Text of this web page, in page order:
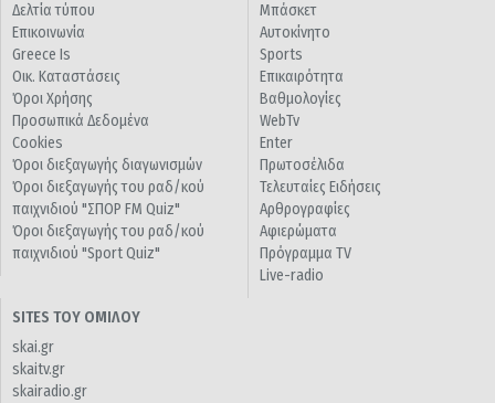
Δελτία τύπου
Επικοινωνία
Greece Is
Οικ. Καταστάσεις
Όροι Χρήσης
Προσωπικά Δεδομένα
Cookies
Όροι διεξαγωγής διαγωνισμών
Όροι διεξαγωγής του ραδ/κού
παιχνιδιού "ΣΠΟΡ FM Quiz"
Όροι διεξαγωγής του ραδ/κού
παιχνιδιού "Sport Quiz"
Μπάσκετ
Αυτοκίνητο
Sports
Επικαιρότητα
Βαθμολογίες
WebTv
Enter
Πρωτοσέλιδα
Τελευταίες Ειδήσεις
Αρθρογραφίες
Αφιερώματα
Πρόγραμμα TV
Live-radio
SITES ΤΟΥ ΟΜΙΛΟΥ
skai.gr
skaitv.gr
skairadio.gr